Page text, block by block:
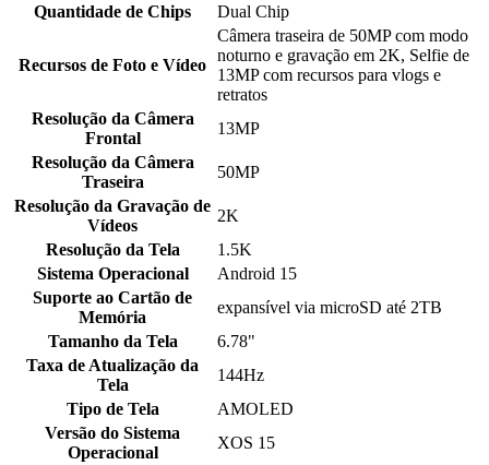
Quantidade de Chips
Dual Chip
Recursos de Foto e Vídeo
Câmera traseira de 50MP com modo
noturno e gravação em 2K, Selfie de
13MP com recursos para vlogs e
retratos
Resolução da Câmera
Frontal
13MP
Resolução da Câmera
Traseira
50MP
Resolução da Gravação de
Vídeos
2K
Resolução da Tela
1.5K
Sistema Operacional
Android 15
Suporte ao Cartão de
Memória
expansível via microSD até 2TB
Tamanho da Tela
6.78"
Taxa de Atualização da
Tela
144Hz
Tipo de Tela
AMOLED
Versão do Sistema
Operacional
XOS 15